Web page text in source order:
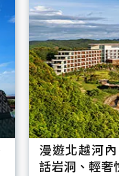
漫遊北越河
話岩洞、輕奢